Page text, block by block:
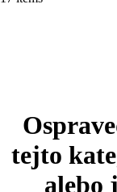
tejto
alebo